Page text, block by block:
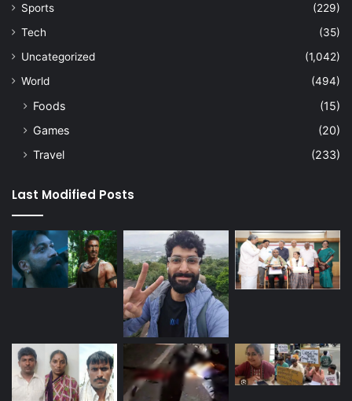
Sports
(229)
Tech
(35)
Uncategorized
(1,042)
World
(494)
Foods
(15)
Games
(20)
Travel
(233)
Last Modified Posts